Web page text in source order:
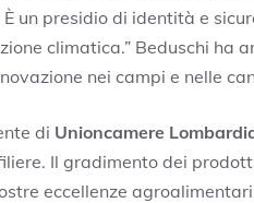
un presidio di identità e
climatica.” Beduschi ha
nei campi e nelle
di Unioncamere
Il gradimento dei
eccellenze